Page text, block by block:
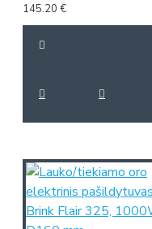
145.20 €